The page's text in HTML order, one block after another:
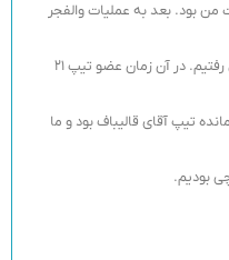
بود. بعد به عملیات والفجر
سه، آزادسازی شهر مهران در مرتبه اول رفتیم. در آن زمان عضو تیپ 21
تیپ آقای قالیباف بود و ما
بودیم.